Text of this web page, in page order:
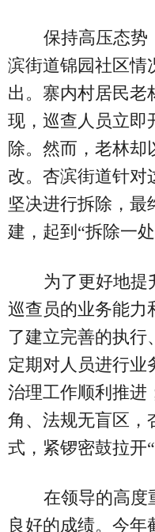
保持高压态势
滨街道锦园社区情
出。寨内村居民老
现，巡查人员立即
除。然而，老林却
改。杏滨街道针对
坚决进行拆除，最
建，起到“拆除一
为了更好地提
巡查员的业务能力
了建立完善的执行
定期对人员进行业
治理工作顺利推进
角、法规无盲区，
式，紧锣密鼓拉开
在领导的高度
良好的成绩。今年